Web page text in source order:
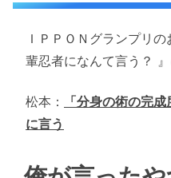
ＩＰＰＯＮグランプリ
輩忍者になんて言う？ 』
松本：
「分身の術の完
に言う